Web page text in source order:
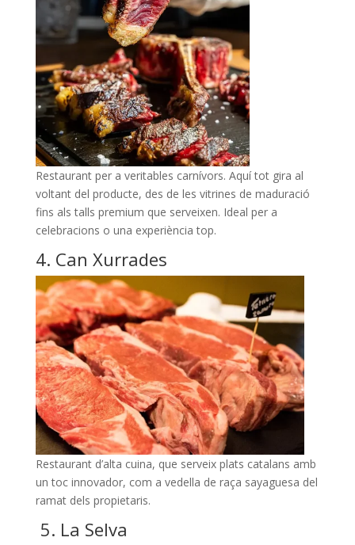
Restaurant per a veritables carnívors. Aquí tot gira al
voltant del producte, des de les vitrines de maduració
fins als talls premium que serveixen. Ideal per a
celebracions o una experiència top.
4. Can Xurrades
Restaurant d’alta cuina, que serveix plats catalans amb
un toc innovador, com a vedella de raça sayaguesa del
ramat dels propietaris.
5. La Selva